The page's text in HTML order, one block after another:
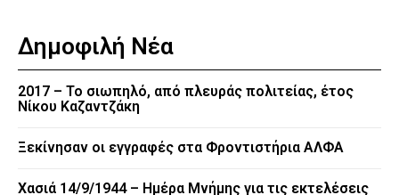
Δημοφιλή Νέα
2017 – Το σιωπηλό, από πλευράς πολιτείας, έτος
Νίκου Καζαντζάκη
Ξεκίνησαν οι εγγραφές στα Φροντιστήρια ΑΛΦΑ
Χασιά 14/9/1944 – Ημέρα Μνήμης για τις εκτελέσεις